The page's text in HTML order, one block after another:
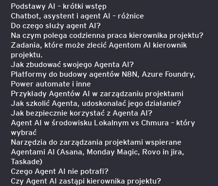
Podstawy AI – krótki wstęp
Chatbot, asystent i agent AI – różnice
Do czego służy agent AI?
Na czym polega codzienna praca kierownika projektu?
Zadania, które może zlecić Agentom AI kierownik
projektu.
Jak zbudować swojego Agenta AI?
Platformy do budowy agentów N8N, Azure Foundry,
Power automate i inne
Przykłady Agentów AI w zarządzaniu projektami
Jak szkolić Agenta, udoskonalać jego działanie?
Jak bezpiecznie korzystać z Agenta AI?
Agent AI w środowisku Lokalnym vs Chmura – który
wybrać
Narzędzia do zarządzania projektami wspierane
Agentami AI (Asana, Monday Magic, Rovo in jira,
Taskade)
Czego Agent AI nie potrafi?
Czy Agent AI zastąpi kierownika projektu?